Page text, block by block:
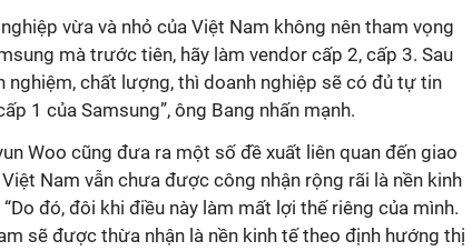
vừa và nhỏ của Việt Nam không nên tham vọng
mà trước tiên, hãy làm vendor cấp 2, cấp 3. Sau
nghiệm, chất lượng, thì doanh nghiệp sẽ có đủ tự tin
1 của Samsung”, ông Bang nhấn mạnh.
Woo cũng đưa ra một số đề xuất liên quan đến giao
Nam vẫn chưa được công nhận rộng rãi là nền kinh
đó, đôi khi điều này làm mất lợi thế riêng của mình.
sẽ được thừa nhận là nền kinh tế theo định hướng thị